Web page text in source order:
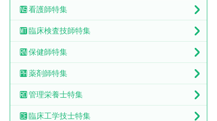
看護師特集
臨床検査技師特集
保健師特集
薬剤師特集
管理栄養士特集
臨床工学技士特集